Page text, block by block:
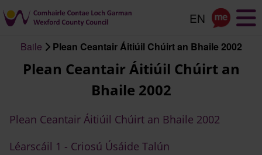
an
príomhábhar
Baile Plean Ceantair Áitiúil Chúirt an Bhaile 2002
Plean Ceantair Áitiúil Chúirt an
Bhaile 2002
Plean Ceantair Áitiúil Chúirt an Bhaile 2002
Léarscáil 1 - Criosú Úsáide Talún